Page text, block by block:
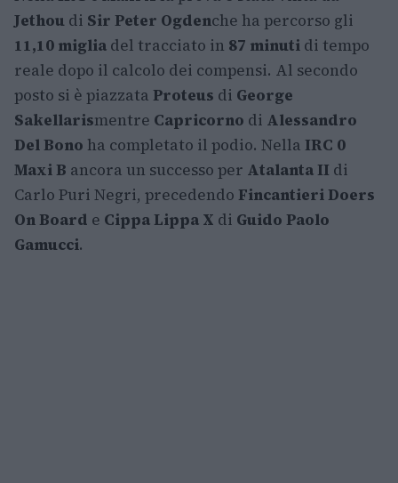
Jethou di Sir Peter Ogdenche ha percorso gli
11,10 miglia del tracciato in 87 minuti di tempo
reale dopo il calcolo dei compensi. Al secondo
posto si è piazzata Proteus di George
Sakellarismentre Capricorno di Alessandro
Del Bono ha completato il podio. Nella IRC 0
Maxi B ancora un successo per Atalanta II di
Carlo Puri Negri, precedendo Fincantieri Doers
On Board e Cippa Lippa X di Guido Paolo
Gamucci.